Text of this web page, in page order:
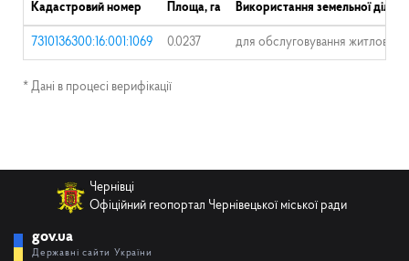
Кадастровий номер Площа, га Використання земельної
7310136300:16:001:1069 0.0237 для обслуговування
* Дані в процесі верифікації
Чернівці
Офіційний геопортал Чернівецької міської ради
gov.ua
Державні сайти України